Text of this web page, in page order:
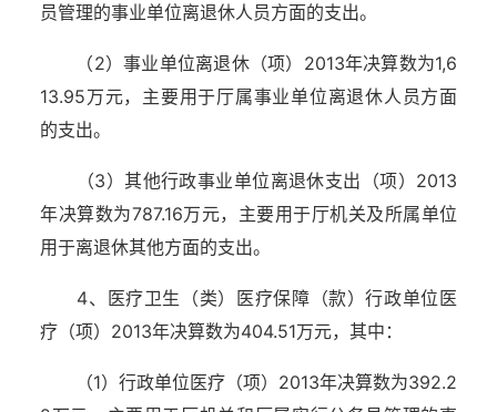
员管理的事业单位离退休人员方面的支出。
（2）事业单位离退休（项）2013年决算数为1,6
13.95万元，主要用于厅属事业单位离退休人员方面
的支出。
（3）其他行政事业单位离退休支出（项）2013
年决算数为787.16万元，主要用于厅机关及所属单位
用于离退休其他方面的支出。
4、医疗卫生（类）医疗保障（款）行政单位医
疗（项）2013年决算数为404.51万元，其中：
（1）行政单位医疗（项）2013年决算数为392.2